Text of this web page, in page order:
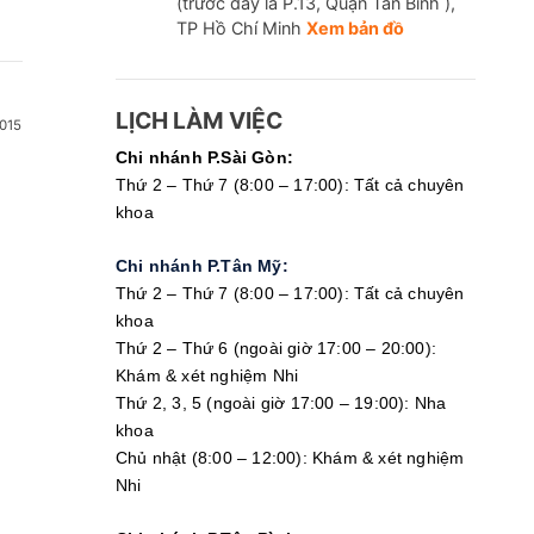
máu và hình ảnh học về nội tiết​:
xây dựng hệ thống phòng xét nghiệm và chú trọng đầu tư
sàng chuẩn xác giúp bác sĩ có cơ sở kết luận chẩn đoán và
xét nghiệm nội tiết thường được bác sĩ chỉ định thực
TP Hồ Chí Minh Xem bản đồ
LỊCH LÀM VIỆC
Chi nhánh P.Sài Gòn:
Thứ 2 – Thứ 7 (8:00 – 17:00): Tất cả chuyên
khoa
Chi nhánh P.Tân Mỹ:
Thứ 2 – Thứ 7 (8:00 – 17:00): Tất cả chuyên
khoa
Thứ 2 – Thứ 6 (ngoài giờ 17:00 – 20:00):
Khám & xét nghiệm Nhi
Thứ 2, 3, 5 (ngoài giờ 17:00 – 19:00): Nha
khoa
Chủ nhật (8:00 – 12:00): Khám & xét nghiệm
Nhi